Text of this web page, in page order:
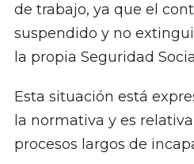
de trabajo, ya que el
suspendido y no
la propia Seguridad
Esta situación está
la normativa y es
procesos largos de